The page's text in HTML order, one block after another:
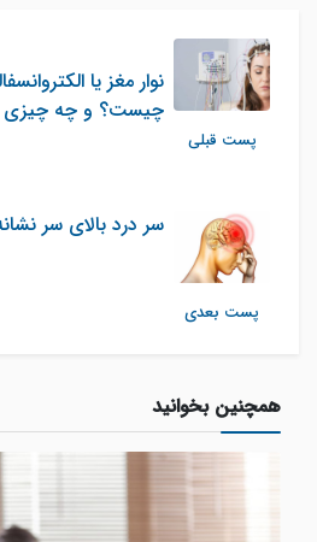
پست قبلی
چیست؟ و چه چیزی
پست بعدی
سر درد بالای سر
همچنین بخوانید